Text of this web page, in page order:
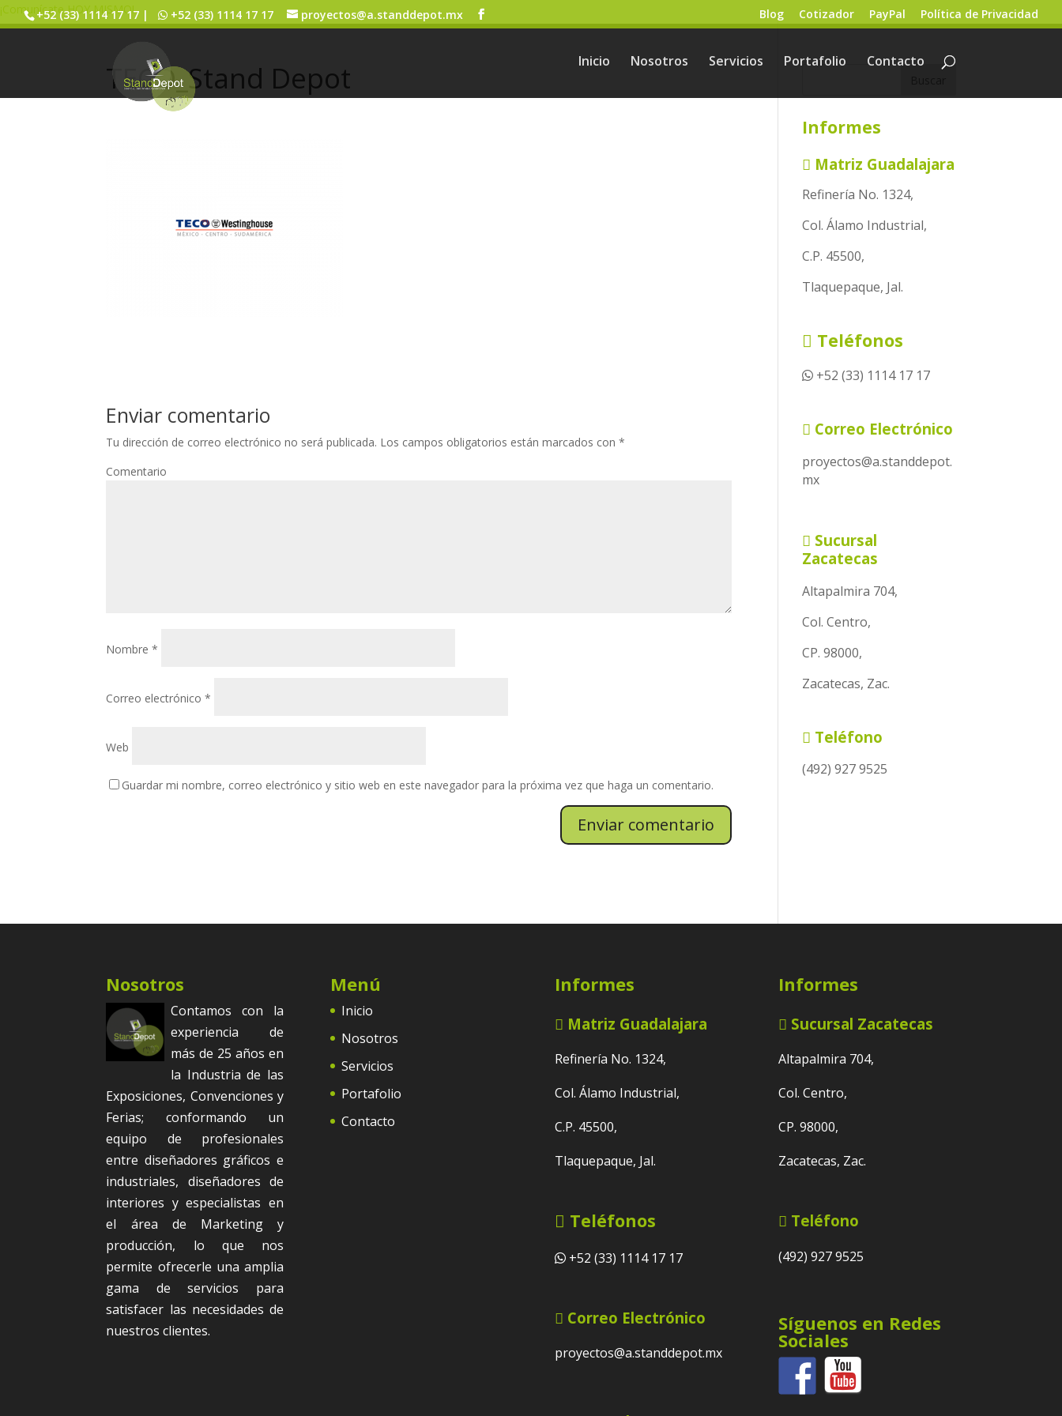
¡Comunícate HOY MISMO!
+52 (33) 1114 17 17 | +52 (33) 1114 17 17 proyectos@a.standdepot.mx Blog Cotizador PayPal Política de Privacidad
Inicio Nosotros Servicios Portafolio Contacto
TECO_Stand Depot
Enviar comentario
Tu dirección de correo electrónico no será publicada. Los campos obligatorios están marcados con*
Comentario
Nombre*
Correo electrónico*
Web
Guardar mi nombre, correo electrónico y sitio web en este navegador para la próxima vez que haga un comentario.
Informes
Matriz Guadalajara
Refinería No. 1324,
Col. Álamo Industrial,
C.P. 45500,
Tlaquepaque, Jal.
Teléfonos
+52 (33) 1114 17 17
Correo Electrónico
proyectos@a.standdepot.
mx
Sucursal
Zacatecas
Altapalmira 704,
Col. Centro,
CP. 98000,
Zacatecas, Zac.
Teléfono
(492) 927 9525
Nosotros
Contamos con la
experiencia de
más de 25 años en
la Industria de las
Exposiciones, Convenciones y
Ferias; conformando un
equipo de profesionales
entre diseñadores gráficos e
industriales, diseñadores de
interiores y especialistas en
el área de Marketing y
producción, lo que nos
permite ofrecerle una amplia
gama de servicios para
satisfacer las necesidades de
nuestros clientes.
Menú
Inicio
Nosotros
Servicios
Portafolio
Contacto
Informes
Matriz Guadalajara
Refinería No. 1324,
Col. Álamo Industrial,
C.P. 45500,
Tlaquepaque, Jal.
Teléfonos
+52 (33) 1114 17 17
Correo Electrónico
proyectos@a.standdepot.mx
Informes
Sucursal Zacatecas
Altapalmira 704,
Col. Centro,
CP. 98000,
Zacatecas, Zac.
Teléfono
(492) 927 9525
Síguenos en Redes
Sociales